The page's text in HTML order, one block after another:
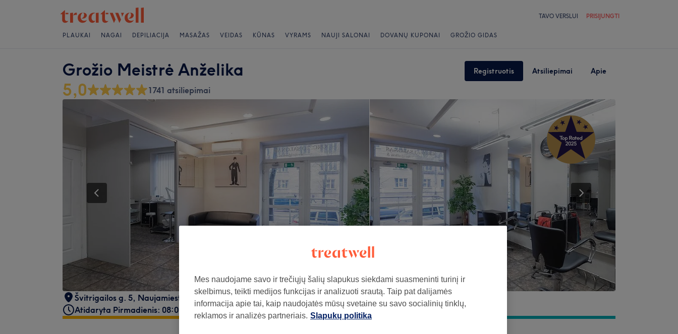
TAVO VERSLUI PRISIJUNGTI
PLAUKAI NAGAI DEPILIACIJA MASAŽAS VEIDAS KŪNAS VYRAMS NAUJI SALONAI DOVANŲ KUPONAI GROŽIO GIDAS
Grožio Meistrė Anželika Registruotis Atsiliepimai Apie
5,0 1741 atsiliepimai
Švitrigailos g. 5, Naujamiestis
03110
Atidaryta Pirmadienis: 08:00 - 18:45
Mes naudojame savo ir trečiųjų šalių slapukus siekdami suasmeninti turinį ir
skelbimus, teikti medijos funkcijas ir analizuoti srautą. Taip pat dalijamės
informacija apie tai, kaip naudojatės mūsų svetaine su savo socialinių tinklų,
reklamos ir analizės partneriais. Slapukų politika